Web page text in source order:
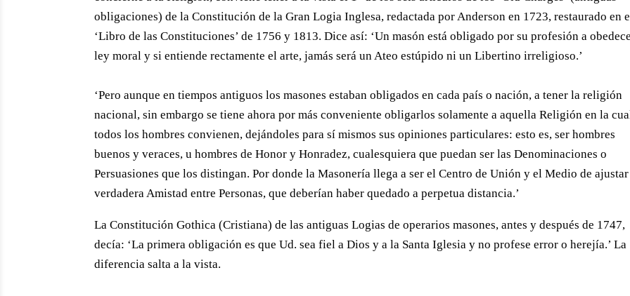
obligaciones) de la Constitución de la Gran Logia Inglesa, redactada por Anderson en 1723, restaurado en
‘Libro de las Constituciones’ de 1756 y 1813. Dice así: ‘Un masón está obligado por su profesión a
ley moral y si entiende rectamente el arte, jamás será un Ateo estúpido ni un Libertino irreligioso.’
‘Pero aunque en tiempos antiguos los masones estaban obligados en cada país o nación, a tener la religión
nacional, sin embargo se tiene ahora por más conveniente obligarlos solamente a aquella Religión en la
todos los hombres convienen, dejándoles para sí mismos sus opiniones particulares: esto es, ser hombres
buenos y veraces, u hombres de Honor y Honradez, cualesquiera que puedan ser las Denominaciones o
Persuasiones que los distingan. Por donde la Masonería llega a ser el Centro de Unión y el Medio de ajustar
verdadera Amistad entre Personas, que deberían haber quedado a perpetua distancia.’
La Constitución Gothica (Cristiana) de las antiguas Logias de operarios masones, antes y después de 1747,
decía: ‘La primera obligación es que Ud. sea fiel a Dios y a la Santa Iglesia y no profese error o herejía.’ La
diferencia salta a la vista.